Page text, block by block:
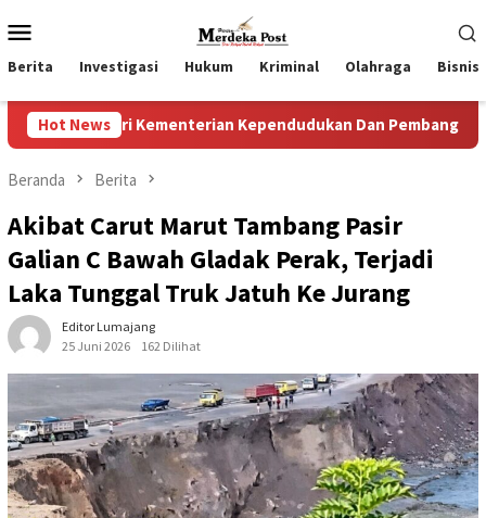
ke
kontenMobile
Berita Investigasi Hukum Kriminal Olahraga Bisnis
Hot NewsKependudukan Dan Pembangunan Keluarga
Beranda Berita
Akibat Carut Marut Tambang Pasir
Galian C Bawah Gladak Perak, Terjadi
Laka Tunggal Truk Jatuh Ke Jurang
Editor Lumajang
25 Juni 2026
162 Dilihat